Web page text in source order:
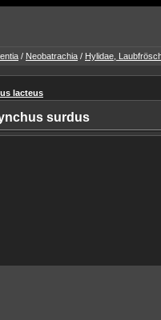
/ Neobatrachia / Hylidae,
lacteus
surdus